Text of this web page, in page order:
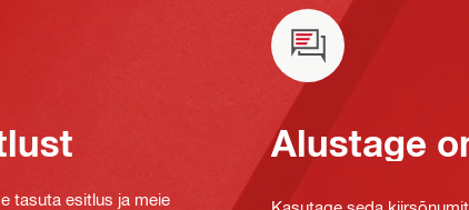
tasuta esitlus ja meie
Alustage